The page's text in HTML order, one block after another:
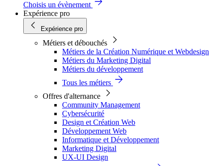
Choisis un évènement
Expérience pro
Expérience pro
Métiers et débouchés
Métiers de la Création Numérique et Webdesign
Métiers du Marketing Digital
Métiers du développement
Tous les métiers
Offres d'alternance
Community Management
Cybersécurité
Design et Création Web
Développement Web
Informatique et Développement
Marketing Digital
UX-UI Design